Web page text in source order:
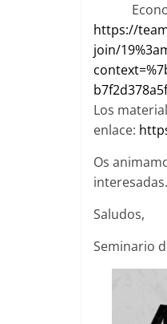
https://
join/
Los
enlace:
Os
interesadas.
Saludos,
Seminario